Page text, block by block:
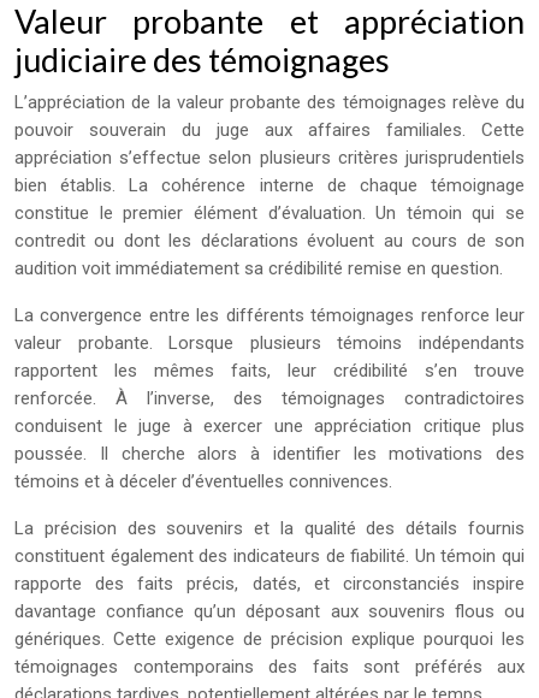
Valeur probante et appréciation
judiciaire des témoignages
L’appréciation de la valeur probante des témoignages relève du
pouvoir souverain du juge aux affaires familiales. Cette
appréciation s’effectue selon plusieurs critères jurisprudentiels
bien établis. La cohérence interne de chaque témoignage
constitue le premier élément d’évaluation. Un témoin qui se
contredit ou dont les déclarations évoluent au cours de son
audition voit immédiatement sa crédibilité remise en question.
La convergence entre les différents témoignages renforce leur
valeur probante. Lorsque plusieurs témoins indépendants
rapportent les mêmes faits, leur crédibilité s’en trouve
renforcée. À l’inverse, des témoignages contradictoires
conduisent le juge à exercer une appréciation critique plus
poussée. Il cherche alors à identifier les motivations des
témoins et à déceler d’éventuelles connivences.
La précision des souvenirs et la qualité des détails fournis
constituent également des indicateurs de fiabilité. Un témoin qui
rapporte des faits précis, datés, et circonstanciés inspire
davantage confiance qu’un déposant aux souvenirs flous ou
génériques. Cette exigence de précision explique pourquoi les
témoignages contemporains des faits sont préférés aux